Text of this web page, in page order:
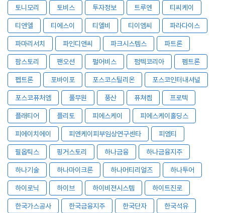
토니모리 토비스 투자정보 트루엔 티씨케이
티앤엘 티에스이 티엘비 티이엠씨 파라다이스
파마리서치 파인디앤씨 파크시스템스 파트론
팜스토리 팬오션 펄어비스 펌텍코리아 펨트론
펩트론 포바이포 포스코스틸리온 포스코인터내셔널
포스코퓨처엠 풀무원 풍산 퓨쳐켐 프로텍
플래티어 플리토 피에스케이 피에스케이홀딩스
피에이치에이 피엔케이피부임상연구센타 피엠티
필옵틱스 핑거스토리 하나금융 하나금융지주
하나기술 하나마이크론 하나머티리얼즈 하나투어
하이로닉 하이브 하이비젼시스템 하이트진로
한국가스공사 한국금융지주 한국단자 한국석유